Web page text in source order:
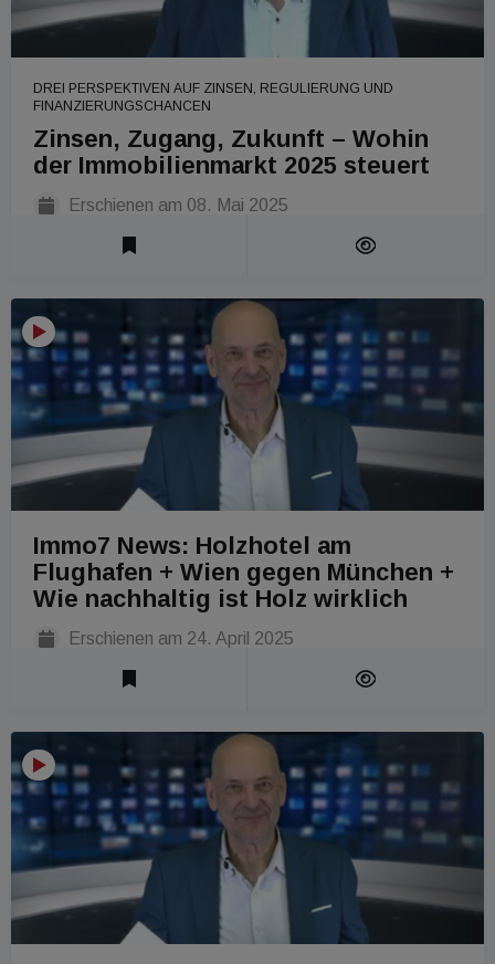
DREI PERSPEKTIVEN AUF ZINSEN, REGULIERUNG UND
FINANZIERUNGSCHANCEN
Zinsen, Zugang, Zukunft – Wohin
der Immobilienmarkt 2025 steuert
Erschienen am 08. Mai 2025
Immo7 News: Holzhotel am
Flughafen + Wien gegen München +
Wie nachhaltig ist Holz wirklich
Erschienen am 24. April 2025